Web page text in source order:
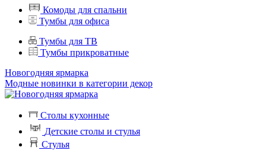
Комоды для спальни
Тумбы для офиса
Тумбы для ТВ
Тумбы прикроватные
Новогодняя ярмарка
Модные новинки в категории декор
Столы кухонные
Детские столы и стулья
Стулья